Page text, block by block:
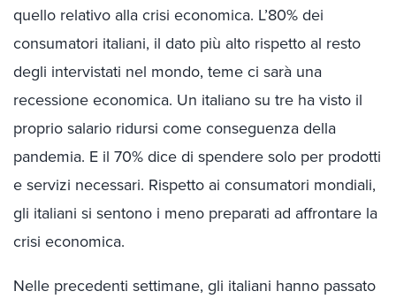
quello relativo alla crisi economica. L’80% dei
consumatori italiani, il dato più alto rispetto al resto
degli intervistati nel mondo, teme ci sarà una
recessione economica. Un italiano su tre ha visto il
proprio salario ridursi come conseguenza della
pandemia. E il 70% dice di spendere solo per prodotti
e servizi necessari. Rispetto ai consumatori mondiali,
gli italiani si sentono i meno preparati ad affrontare la
crisi economica.
Nelle precedenti settimane, gli italiani hanno passato